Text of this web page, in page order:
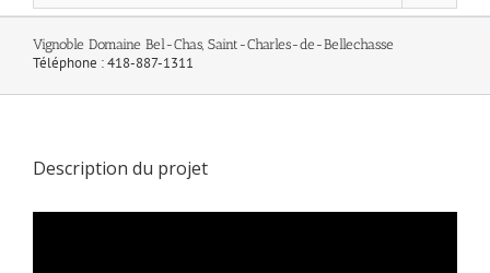
Vignoble Domaine Bel-Chas, Saint-Charles-de-Bellechasse
Téléphone : 418-887-1311
Description du projet